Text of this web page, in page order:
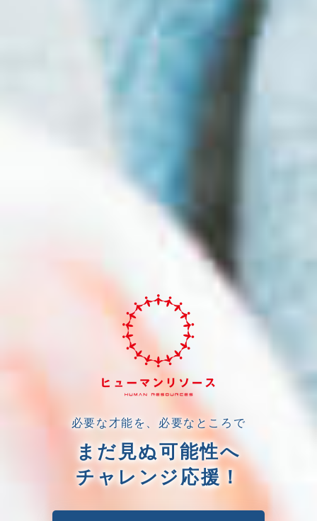
必要な才能を、必要なところで
まだ見ぬ可能性へ
チャレンジ応援！